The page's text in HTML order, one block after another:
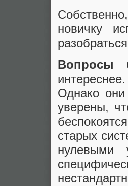
новичку
Вопросы
Однако
уверены,
старых
нулевыми